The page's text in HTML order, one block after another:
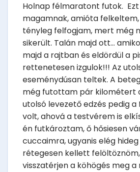
Holnap félmaratont futok.
magamnak, amióta
tényleg felfogjam, mert még
sikerült. Talán majd ott...
majd a rajtban és eldördül a
rettenetesen izgulok!!! Az
eseménydúsan teltek. A
még futottam pár kilométert
utolsó levezető edzés pedig
volt, ahová a testvérem is
én futkároztam, ő hősiesen
cuccaimra, ugyanis elég
rétegesen kellett
visszatérjen a köhögés meg a